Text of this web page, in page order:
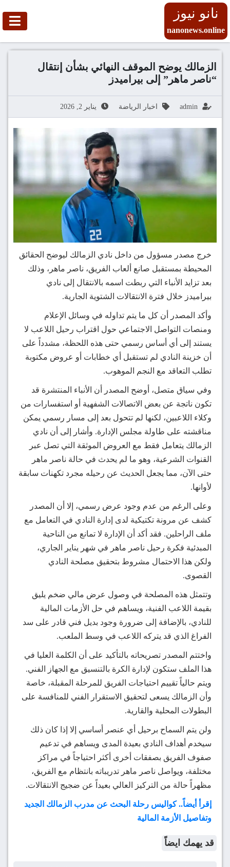
نانو نيوز
nanonews.online
الزمالك يوضح الموقف النهائي بشأن إنتقال
“ناصر ماهر” إلى بيراميدز
admin اخبار الرياضة يناير 2, 2026
خرج مصدر مسؤول من داخل نادي الزمالك ليوضح الحقائق
المحيطة بمستقبل صانع ألعاب الفريق، ناصر ماهر، وذلك
بعد تزايد الأنباء التي ربطت اسمه بالانتقال إلى نادي
بيراميدز خلال فترة الانتقالات الشتوية الجارية.
وأكد المصدر أن كل ما يتم تداوله في وسائل الإعلام
ومنصات التواصل الاجتماعي حول اقتراب رحيل اللاعب لا
يستند إلى أي أساس رسمي حتى هذه اللحظة، مشدداً على
أن خزينة النادي لم تستقبل أي خطابات أو عروض مكتوبة
تطلب التعاقد مع النجم الموهوب.
وفي سياق متصل، أوضح المصدر أن الأنباء المنتشرة قد
تكون ناتجة عن بعض الاتصالات الشفهية أو استفسارات من
وكلاء اللاعبين، لكنها لم تتحول بعد إلى مسار رسمي يمكن
مناقشته على طاولة مجلس الإدارة. وأشار إلى أن نادي
الزمالك يتعامل فقط مع العروض الموثقة التي تصل عبر
القنوات الشرعية، وهو ما لم يحدث في حالة ناصر ماهر
حتى الآن، مما يجعل الحديث عن رحيله مجرد تكهنات سابقة
لأوانها.
وعلى الرغم من عدم وجود عرض رسمي، إلا أن المصدر
كشف عن مرونة تكتيكية لدى إدارة النادي في التعامل مع
ملف الراحلين. فقد أكد أن الإدارة لا تمانع من الناحية
المبدئية فكرة رحيل ناصر ماهر في شهر يناير الجاري،
ولكن هذا الاحتمال مشروط بتحقيق مصلحة النادي
القصوى.
وتتمثل هذه المصلحة في وصول عرض مالي ضخم يليق
بقيمة اللاعب الفنية، ويساهم في حل الأزمات المالية
للنادي، بالإضافة إلى ضرورة وجود بديل فني قادر على سد
الفراغ الذي قد يتركه اللاعب في وسط الملعب.
واختتم المصدر تصريحاته بالتأكيد على أن الكلمة العليا في
هذا الملف ستكون لإدارة الكرة بالتنسيق مع الجهاز الفني.
ويتم حالياً تقييم احتياجات الفريق للمرحلة المقبلة، خاصة
وأن الزمالك يسعى لتحقيق الاستقرار الفني للمنافسة على
البطولات المحلية والقارية.
ولن يتم السماح برحيل أي عنصر أساسي إلا إذا كان ذلك
سيخدم أهداف النادي بعيدة المدى ويساهم في تدعيم
صفوف الفريق بصفقات أخرى أكثر احتياجاً في مراكز
مختلفة، ويواصل ناصر ماهر تدريباته بانتظام مع الفريق،
مظهراً حالة من التركيز العالي بعيداً عن ضجيج الانتقالات.
إقرأ أيضاً.. كواليس رحلة البحث عن مدرب الزمالك الجديد
وتفاصيل الأزمة المالية
قد يهمك ايضاً